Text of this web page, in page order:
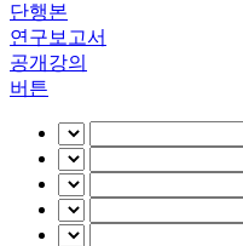
단행본
연구보고서
공개강의
버튼